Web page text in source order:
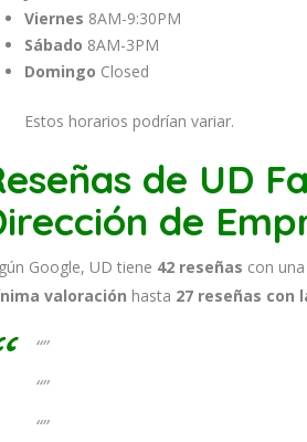
Viernes 8AM-9:30PM
Sábado 8AM-3PM
Domingo Closed
Estos horarios podrían variar.
de UD
de
Google, UD tiene 42 reseñas con
valoración hasta 27 reseñas con
“”
“”
“”